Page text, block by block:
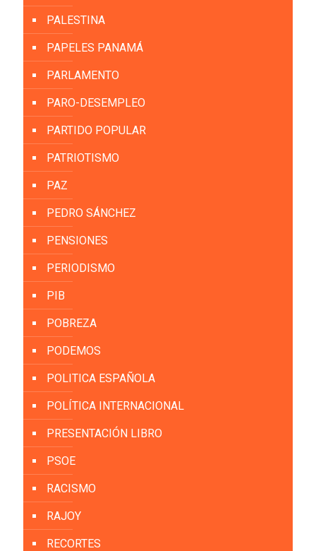
PALESTINA
PAPELES PANAMÁ
PARLAMENTO
PARO-DESEMPLEO
PARTIDO POPULAR
PATRIOTISMO
PAZ
PEDRO SÁNCHEZ
PENSIONES
PERIODISMO
PIB
POBREZA
PODEMOS
POLITICA ESPAÑOLA
POLÍTICA INTERNACIONAL
PRESENTACIÓN LIBRO
PSOE
RACISMO
RAJOY
RECORTES